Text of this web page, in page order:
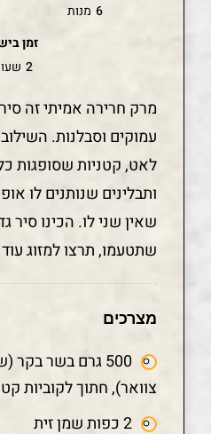
6 מנות
זמן
2
מרק חרירה אמיתי זה
עמוקים וסבלנות.
לאט, קטניות שסופגות
ותבלינים שנותנים לו
שאין שני לו. הכינו סיר
שתטעמו, תרצו למזוג
מצרכים
500 גרם בשר
צוואר), חתוך לקוביות
2 כפות שמן זית